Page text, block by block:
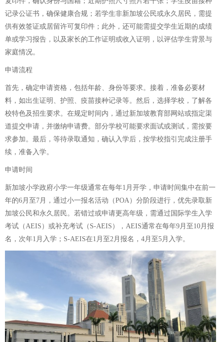
记录公证书，确保健康合规；若学生非新加坡公民或永久居民，需提
供有效签证或居留许可复印件；此外，还可能需提交学生近期的成绩
单或学习报告，以及家长的工作证明或收入证明，以评估学生背景与
家庭情况。
申请流程
首先，确定申请资格，包括年龄、身份等要求。接着，准备必要材
料，如出生证明、护照、疫苗接种记录等。然后，选择学校，了解各
校特色及招生要求。在规定时间内，通过新加坡教育部网站或指定渠
道提交申请，并缴纳申请费。部分学校可能要求面试或测试，需按要
求参加。最后，等待录取通知，确认入学后，按学校指引完成注册手
续，准备入学。
申请时间
新加坡小学政府小学一年级通常在每年1月开学，申请时间集中在前一
年的6月至7月，通过小一报名活动（POA）分阶段进行，优先录取新
加坡公民和永久居民。若错过或申请更高年级，需通过国际学生入学
考试（AEIS）或补充考试（S-AEIS），AEIS通常在每年9月至10月报
名，次年1月入学；S-AEIS在1月至2月报名，4月至5月入学。